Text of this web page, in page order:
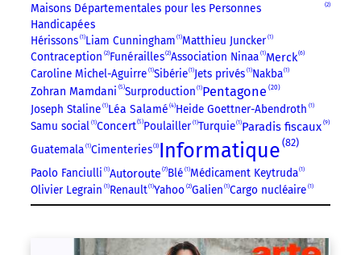
Maisons Départementales pour les Personnes
Handicapées
2
Hérissons 1 Liam Cunningham 1 Matthieu Juncker 1
Contraception 2 Funérailles 2 Association Ninaa 1 Merck 6
Caroline Michel-Aguirre 1 Sibérie 1 Jets privés 1 Nakba 1
Zohran Mamdani 5 Surproduction 1 Pentagone 20
Joseph Staline 1 Léa Salamé 4 Heide Goettner-Abendroth 1
Samu social 1 Concert 5 Poulailler 1 Turquie 1 Paradis fiscaux 9
Guatemala 1 Cimenteries 3 Informatique 82
Paolo Fanciulli 1 Autoroute 7 Blé 1 Médicament Keytruda 1
Olivier Legrain 1 Renault 1 Yahoo 2 Galien 1 Cargo nucléaire 1